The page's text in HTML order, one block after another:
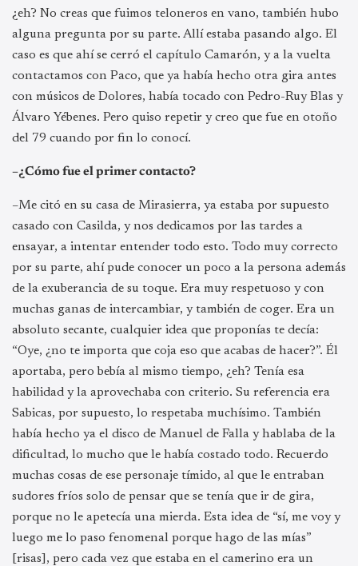
¿eh? No creas que fuimos teloneros en vano, también hubo
alguna pregunta por su parte. Allí estaba pasando algo. El
caso es que ahí se cerró el capítulo Camarón, y a la vuelta
contactamos con Paco, que ya había hecho otra gira antes
con músicos de Dolores, había tocado con Pedro-Ruy Blas y
Álvaro Yébenes. Pero quiso repetir y creo que fue en otoño
del 79 cuando por fin lo conocí.
–¿Cómo fue el primer contacto?
–Me citó en su casa de Mirasierra, ya estaba por supuesto
casado con Casilda, y nos dedicamos por las tardes a
ensayar, a intentar entender todo esto. Todo muy correcto
por su parte, ahí pude conocer un poco a la persona además
de la exuberancia de su toque. Era muy respetuoso y con
muchas ganas de intercambiar, y también de coger. Era un
absoluto secante, cualquier idea que proponías te decía:
“Oye, ¿no te importa que coja eso que acabas de hacer?”. Él
aportaba, pero bebía al mismo tiempo, ¿eh? Tenía esa
habilidad y la aprovechaba con criterio. Su referencia era
Sabicas, por supuesto, lo respetaba muchísimo. También
había hecho ya el disco de Manuel de Falla y hablaba de la
dificultad, lo mucho que le había costado todo. Recuerdo
muchas cosas de ese personaje tímido, al que le entraban
sudores fríos solo de pensar que se tenía que ir de gira,
porque no le apetecía una mierda. Esta idea de “sí, me voy y
luego me lo paso fenomenal porque hago de las mías”
[risas], pero cada vez que estaba en el camerino era un